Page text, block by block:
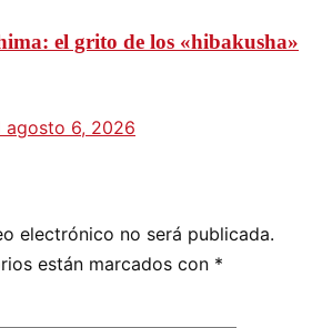
el grito de los «hibakusha»
agosto 6, 2026
electrónico no será publicada.
están marcados con *